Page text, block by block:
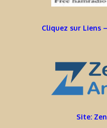
Cliquez sur Liens
Site: